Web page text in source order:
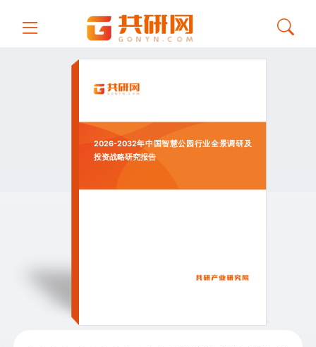
2026-2032年中国智慧公园行业全景调研及
投资战略研究报告